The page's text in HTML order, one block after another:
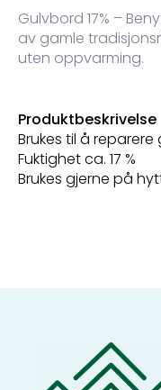
Gulvbord 17% –
av gamle
uten oppvarming.
Produktbeskrivelse
Brukes til å
Fuktighet ca. 17 %
Brukes gjerne på